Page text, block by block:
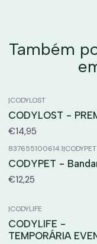
Também
|CODYLOST
CODYLOST -
€14,95
837655100614.1|CODYPET
CODYPET -
€12,25
|CODYLIFE
CODYLIFE -
TEMPORÁRIA